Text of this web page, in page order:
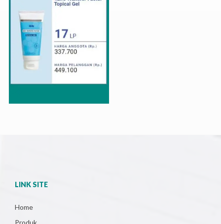
LINK SITE
Home